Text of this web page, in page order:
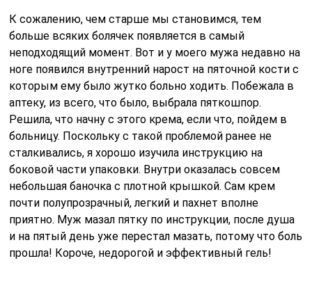
К сожалению, чем старше мы становимся, тем
больше всяких болячек появляется в самый
неподходящий момент. Вот и у моего мужа недавно на
ноге появился внутренний нарост на пяточной кости с
которым ему было жутко больно ходить. Побежала в
аптеку, из всего, что было, выбрала пяткошпор.
Решила, что начну с этого крема, если что, пойдем в
больницу. Поскольку с такой проблемой ранее не
сталкивались, я хорошо изучила инструкцию на
боковой части упаковки. Внутри оказалась совсем
небольшая баночка с плотной крышкой. Сам крем
почти полупрозрачный, легкий и пахнет вполне
приятно. Муж мазал пятку по инструкции, после душа
и на пятый день уже перестал мазать, потому что боль
прошла! Короче, недорогой и эффективный гель!